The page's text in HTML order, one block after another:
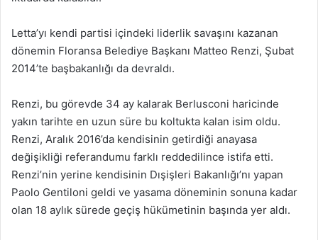
Letta’yı kendi partisi içindeki liderlik savaşını kazanan
dönemin Floransa Belediye Başkanı Matteo Renzi, Şubat
2014’te başbakanlığı da devraldı.
Renzi, bu görevde 34 ay kalarak Berlusconi haricinde
yakın tarihte en uzun süre bu koltukta kalan isim oldu.
Renzi, Aralık 2016’da kendisinin getirdiği anayasa
değişikliği referandumu farklı reddedilince istifa etti.
Renzi’nin yerine kendisinin Dışişleri Bakanlığı’nı yapan
Paolo Gentiloni geldi ve yasama döneminin sonuna kadar
olan 18 aylık sürede geçiş hükümetinin başında yer aldı.